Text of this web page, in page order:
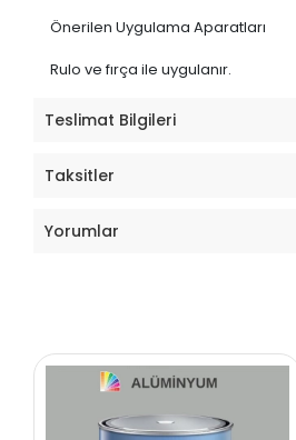
Önerilen Uygulama Aparatları
Rulo ve fırça ile uygulanır.
Teslimat Bilgileri
Taksitler
Yorumlar